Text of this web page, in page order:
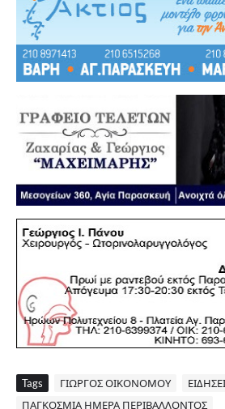
Tags ΓΙΩΡΓΟΣ ΟΙΚΟΝΟΜΟΥ
ΠΑΓΚΟΣΜΙΑ ΗΜΕΡΑ ΠΕΡΙΒΑΛΛΟΝΤΟΣ